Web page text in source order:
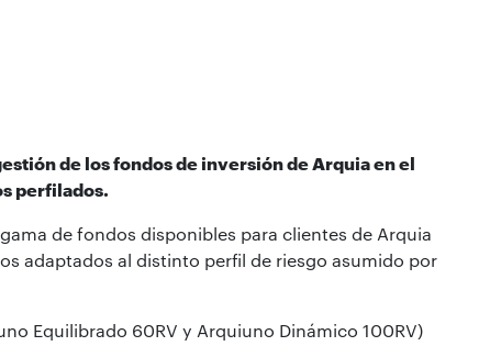
de los fondos de inversión de Arquia en el
perfilados.
de fondos disponibles para clientes de Arquia
adaptados al distinto perfil de riesgo asumido por
Equilibrado 60RV y Arquiuno Dinámico 100RV)